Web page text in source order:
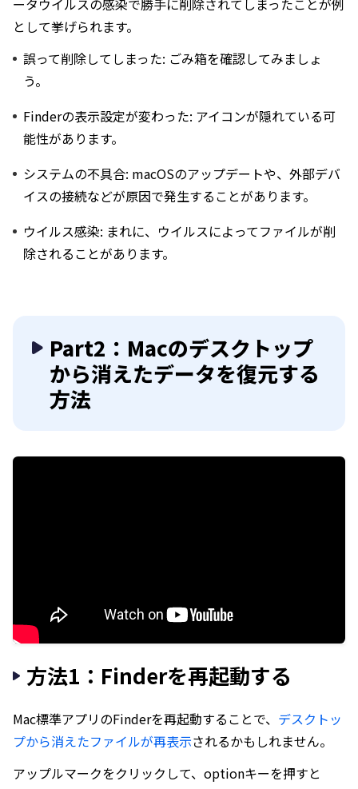
ータウイルスの感染で勝手に削除されてしまったことが例
として挙げられます。
誤って削除してしまった: ごみ箱を確認してみましょ
う。
Finderの表示設定が変わった: アイコンが隠れている可
能性があります。
システムの不具合: macOSのアップデートや、外部デバ
イスの接続などが原因で発生することがあります。
ウイルス感染: まれに、ウイルスによってファイルが削
除されることがあります。
Part2：Macのデスクトップ
から消えたデータを復元する
方法
方法1：Finderを再起動する
Mac標準アプリのFinderを再起動することで、 デスクトッ
プから消えたファイルが再表示されるかもしれません。
アップルマークをクリックして、optionキーを押すと